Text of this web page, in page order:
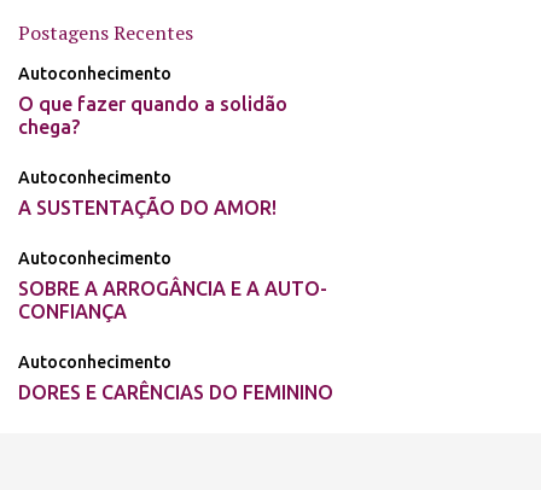
Postagens Recentes
Autoconhecimento
O que fazer quando a solidão
chega?
Autoconhecimento
A SUSTENTAÇÃO DO AMOR!
Autoconhecimento
SOBRE A ARROGÂNCIA E A AUTO-
CONFIANÇA
Autoconhecimento
DORES E CARÊNCIAS DO FEMININO